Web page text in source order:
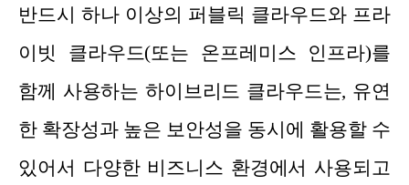
반드시 하나 이상의 퍼블릭 클라우드와 프라
이빗 클라우드(또는 온프레미스 인프라)를
함께 사용하는 하이브리드 클라우드는, 유연
한 확장성과 높은 보안성을 동시에 활용할 수
있어서 다양한 비즈니스 환경에서 사용되고